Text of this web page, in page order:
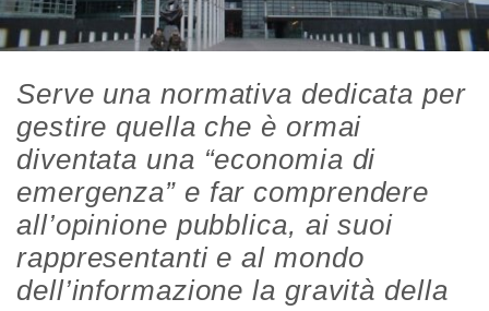
Serve una normativa dedicata per
gestire quella che è ormai
diventata una “economia di
emergenza” e far comprendere
all’opinione pubblica, ai suoi
rappresentanti e al mondo
dell’informazione la gravità della